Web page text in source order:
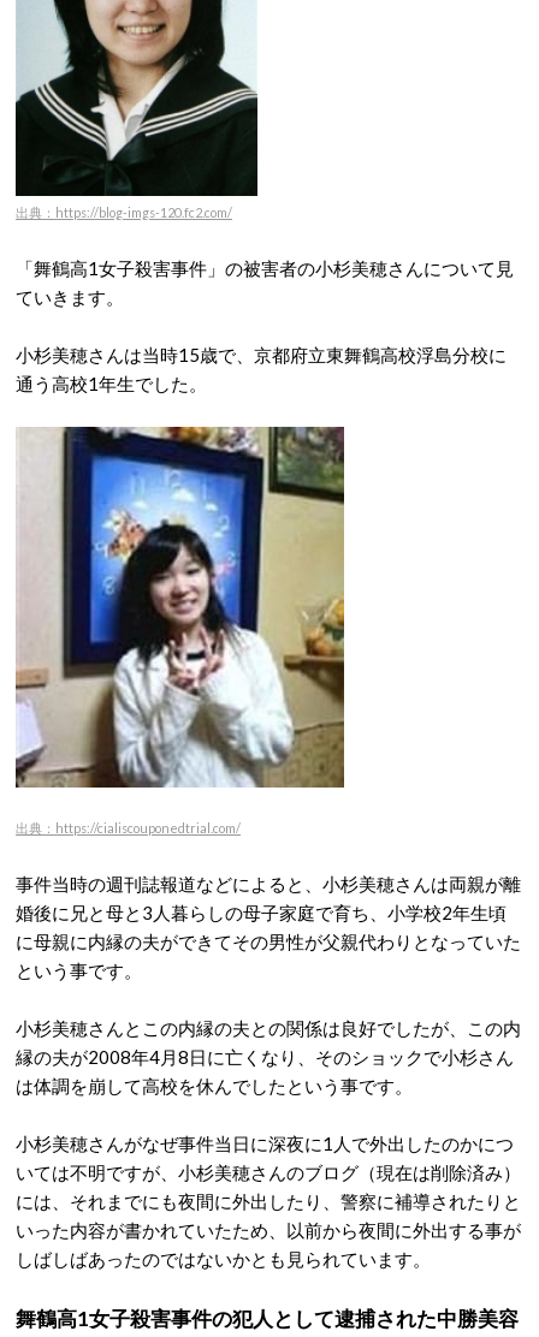
出典：https://blog-imgs-120.fc2.com/
「舞鶴高1女子殺害事件」の被害者の小杉美穂さんについて見
ていきます。
小杉美穂さんは当時15歳で、京都府立東舞鶴高校浮島分校に
通う高校1年生でした。
出典：https://cialiscouponedtrial.com/
事件当時の週刊誌報道などによると、小杉美穂さんは両親が離
婚後に兄と母と3人暮らしの母子家庭で育ち、小学校2年生頃
に母親に内縁の夫ができてその男性が父親代わりとなっていた
という事です。
小杉美穂さんとこの内縁の夫との関係は良好でしたが、この内
縁の夫が2008年4月8日に亡くなり、そのショックで小杉さん
は体調を崩して高校を休んでしたという事です。
小杉美穂さんがなぜ事件当日に深夜に1人で外出したのかにつ
いては不明ですが、小杉美穂さんのブログ（現在は削除済み）
には、それまでにも夜間に外出したり、警察に補導されたりと
いった内容が書かれていたため、以前から夜間に外出する事が
しばしばあったのではないかとも見られています。
舞鶴高1女子殺害事件の犯人として逮捕された中勝美容